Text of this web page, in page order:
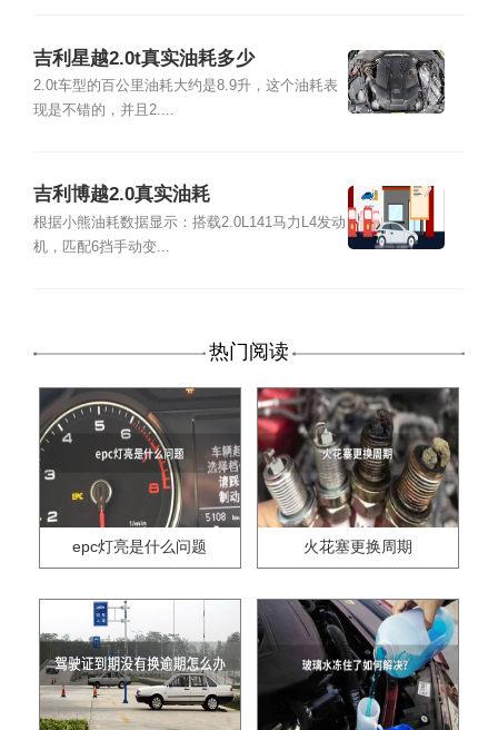
吉利星越2.0t真实油耗多少
2.0t车型的百公里油耗大约是8.9升，这个油耗表
现是不错的，并且2....
吉利博越2.0真实油耗
根据小熊油耗数据显示：搭载2.0L141马力L4发动
机，匹配6挡手动变...
热门阅读
epc灯亮是什么问题 火花塞更换周期